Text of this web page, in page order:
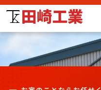
過去実績
選ばれる理由